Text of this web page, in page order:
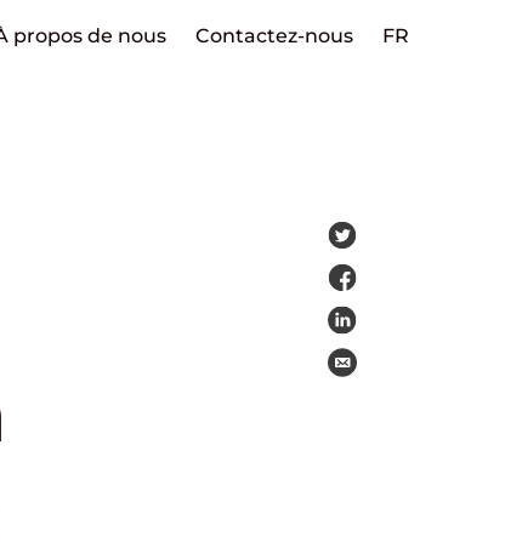
propos de nous Contactez-nous FR